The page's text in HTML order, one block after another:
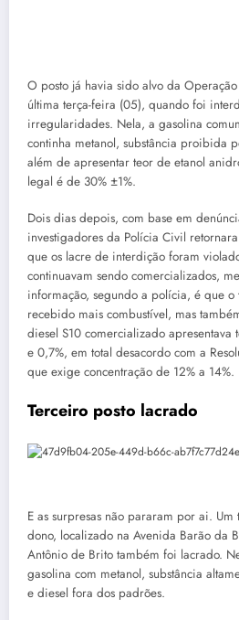
O posto já havia sido alvo da
última terça-feira (05), quando foi
irregularidades. Nela, a gasolina
continha metanol, substância proibida
além de apresentar teor de etanol
legal é de 30% ±1%.
Dois dias depois, com base em
investigadores da Polícia Civil
que os lacre de interdição foram
continuavam sendo comercializados,
informação, segundo a polícia, é que
recebido mais combustível, mas
diesel S10 comercializado
e 0,7%, em total desacordo com a
que exige concentração de 12% a 14%.
Terceiro posto lacrado
E as surpresas não pararam por ai.
dono, localizado na Avenida Barão da
Antônio de Brito também foi lacrado.
gasolina com metanol, substância
e diesel fora dos padrões.